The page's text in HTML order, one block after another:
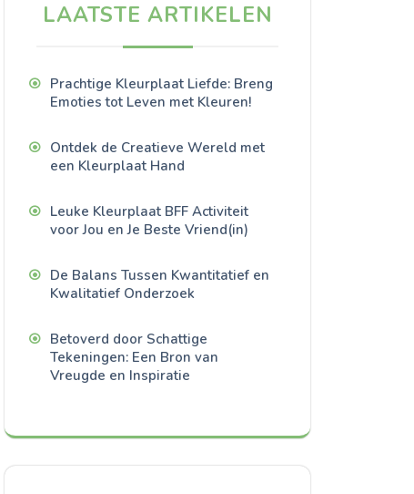
LAATSTE ARTIKELEN
Prachtige Kleurplaat Liefde: Breng
Emoties tot Leven met Kleuren!
Ontdek de Creatieve Wereld met
een Kleurplaat Hand
Leuke Kleurplaat BFF Activiteit
voor Jou en Je Beste Vriend(in)
De Balans Tussen Kwantitatief en
Kwalitatief Onderzoek
Betoverd door Schattige
Tekeningen: Een Bron van
Vreugde en Inspiratie